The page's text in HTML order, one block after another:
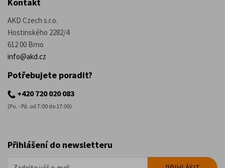
AKD Czech s.r.o.
Hostinského 2282/4
612 00 Brno
info@akd.cz
Potřebujete poradit?
+420 720 020 083
(Po. - Pá. od 7:00 do 17:00)
Přihlášení do newsletteru